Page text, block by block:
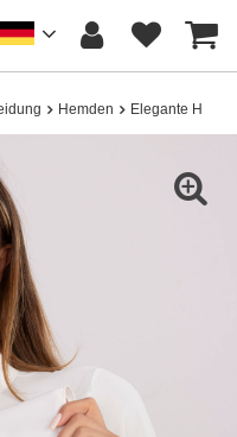
Hemden Elegante